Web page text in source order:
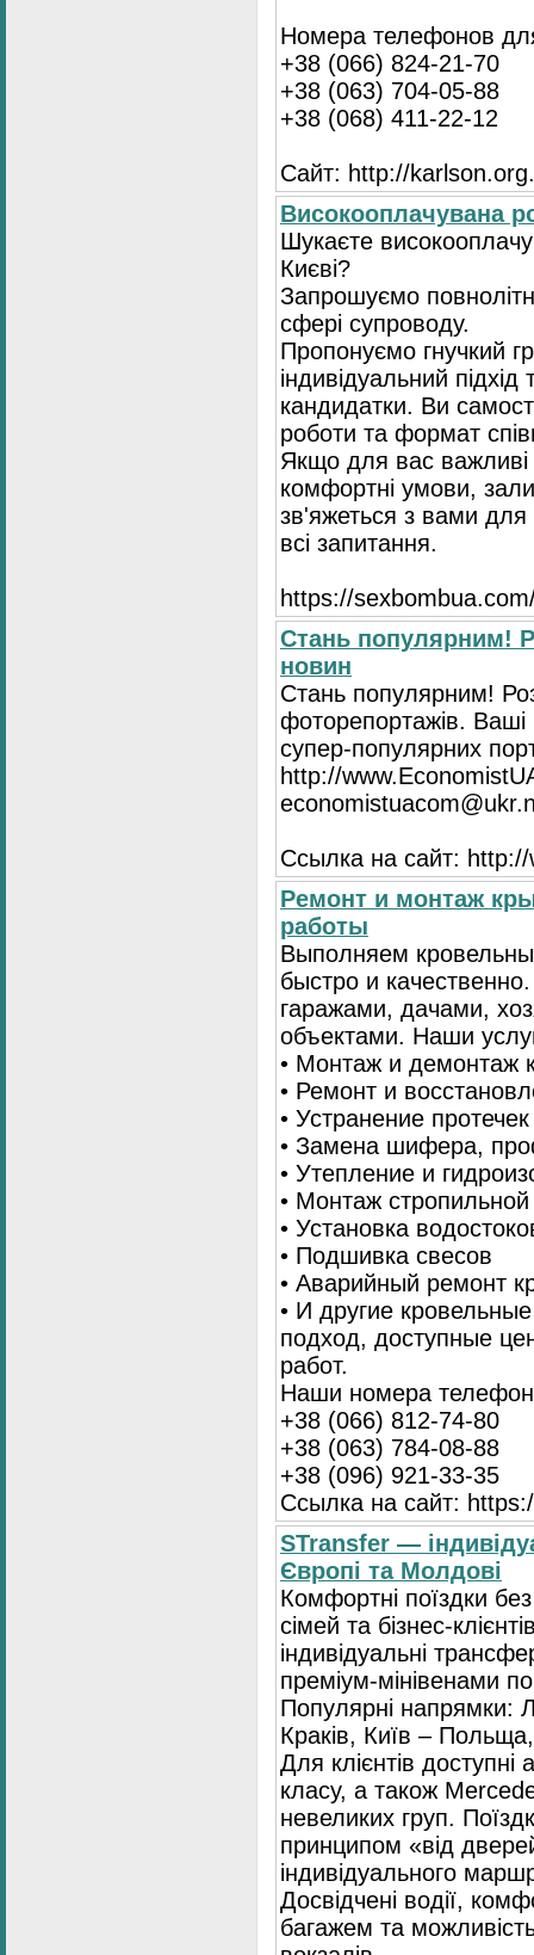
Номера телефонов
+38 (066) 824-21-70
+38 (063) 704-05-88
+38 (068) 411-22-12
Сайт: http://
Високооплачувана
Шукаєте
Києві?
Запрошуємо
сфері супроводу.
Пропонуємо гнучкий
індивідуальний
кандидатки. Ви
роботи та формат
Якщо для вас важливі
комфортні умови,
зв'яжеться з вами для
всі запитання.
https://
Стань популярним!
новин
Стань популярним!
фоторепортажів. Ваші
супер-популярних
http://
Ссылка на сайт:
Ремонт и монтаж
работы
Выполняем
быстро и
гаражами, дачами,
объектами. Наши
• Монтаж и демонтаж
• Ремонт и
• Устранение протечек
• Замена шифера,
• Утепление и
• Монтаж
• Установка
• Подшивка свесов
• Аварийный ремонт
• И другие
подход, доступные
работ.
Наши номера
+38 (066) 812-74-80
+38 (063) 784-08-88
+38 (096) 921-33-35
Ссылка на сайт:
STransfer —
Європі та Молдові
Комфортні поїздки
сімей та бізнес-
індивідуальні
преміум-мінівенами
Популярні напрямки:
Краків, Київ –
Для клієнтів
класу, а також
невеликих груп.
принципом «від
індивідуального
Досвідчені водії,
багажем та